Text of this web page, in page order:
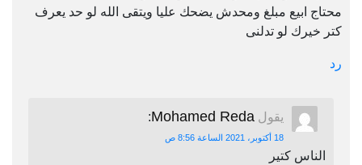
محتاج ابيع مبلغ ومحدش يضحك عليا ويتقى الله لو حد يعرف
كتر خيرك لو تدلنى
رد
يقول Mohamed Reda
:
18 أكتوبر، 2021 الساعة 8:56 ص
الناس كتير